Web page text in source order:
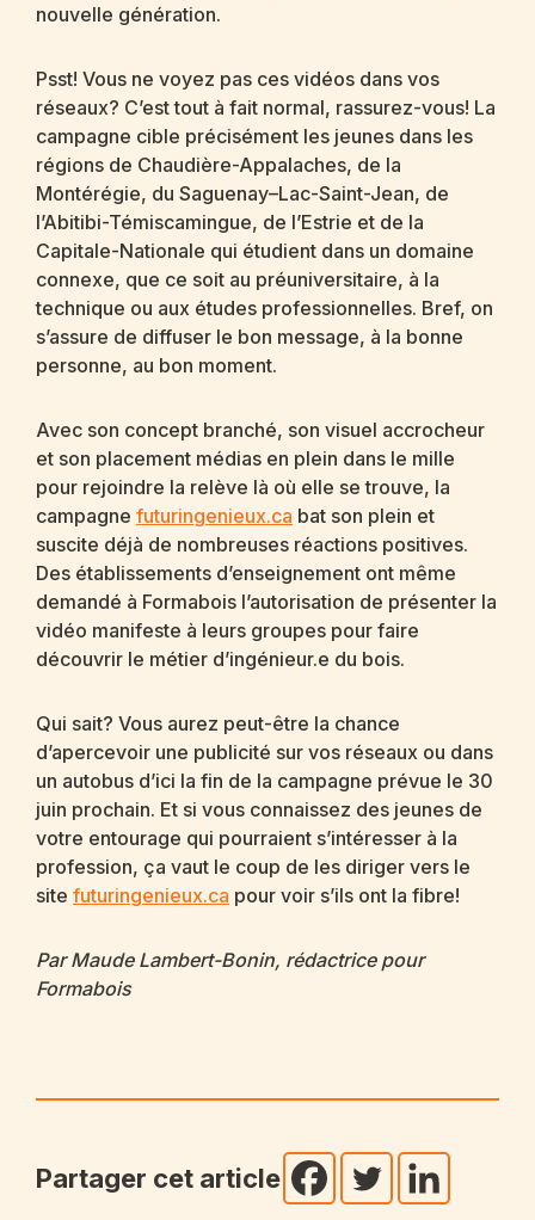
nouvelle génération.
Psst! Vous ne voyez pas ces vidéos dans vos
réseaux? C’est tout à fait normal, rassurez-vous! La
campagne cible précisément les jeunes dans les
régions de Chaudière-Appalaches, de la
Montérégie, du Saguenay–Lac-Saint-Jean, de
l’Abitibi-Témiscamingue, de l’Estrie et de la
Capitale-Nationale qui étudient dans un domaine
connexe, que ce soit au préuniversitaire, à la
technique ou aux études professionnelles. Bref, on
s’assure de diffuser le bon message, à la bonne
personne, au bon moment.
Avec son concept branché, son visuel accrocheur
et son placement médias en plein dans le mille
pour rejoindre la relève là où elle se trouve, la
campagne futuringenieux.ca bat son plein et
suscite déjà de nombreuses réactions positives.
Des établissements d’enseignement ont même
demandé à Formabois l’autorisation de présenter la
vidéo manifeste à leurs groupes pour faire
découvrir le métier d’ingénieur.e du bois.
Qui sait? Vous aurez peut-être la chance
d’apercevoir une publicité sur vos réseaux ou dans
un autobus d’ici la fin de la campagne prévue le 30
juin prochain. Et si vous connaissez des jeunes de
votre entourage qui pourraient s’intéresser à la
profession, ça vaut le coup de les diriger vers le
site futuringenieux.ca pour voir s’ils ont la fibre!
Par Maude Lambert-Bonin, rédactrice pour
Formabois
Partager cet article